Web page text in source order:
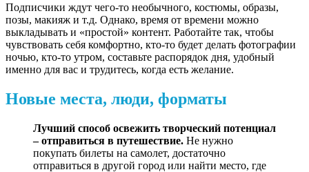
Подписчики ждут чего-то необычного, костюмы, образы,
позы, макияж и т.д. Однако, время от времени можно
выкладывать и «простой» контент. Работайте так, чтобы
чувствовать себя комфортно, кто-то будет делать фотографии
ночью, кто-то утром, составьте распорядок дня, удобный
именно для вас и трудитесь, когда есть желание.
Новые места, люди, форматы
Лучший способ освежить творческий потенциал
– отправиться в путешествие. Не нужно
покупать билеты на самолет, достаточно
отправиться в другой город или найти место, где